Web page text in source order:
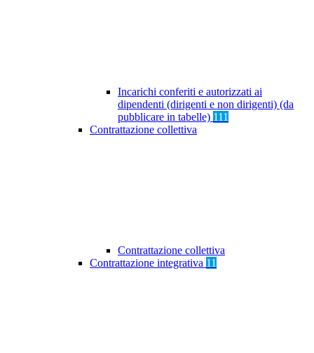
Incarichi conferiti e autorizzati ai
dipendenti (dirigenti e non dirigenti) (da
pubblicare in tabelle) 111
Contrattazione collettiva
Contrattazione collettiva
Contrattazione integrativa 11